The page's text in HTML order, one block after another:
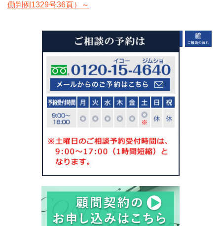
働判例1329号36頁）～